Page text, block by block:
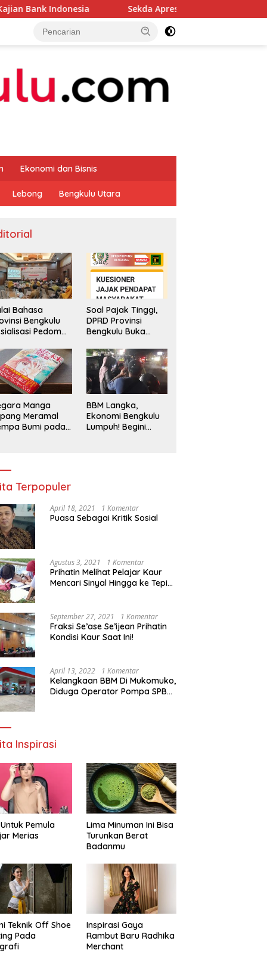
Sekda Apresiasi Inspektorat Provinsi Bengkulu
Ekonomi dan Bisnis
Lebong Bengkulu Utara
Bahasa
Bengkulu
Pedoman
Indonesia
Soal Pajak Tinggi,
DPRD Provinsi
Bengkulu Buka
Pengaduan
Masyarakat
Manga
Meramal
Bumi pada
BBM Langka,
Ekonomi Bengkulu
Lumpuh! Begini
Terpopuler
April 18, 2021 1 Komentar
Puasa Sebagai Kritik Sosial
Agustus 3, 2021 1 Komentar
Prihatin Melihat Pelajar Kaur
Mencari Sinyal Hingga ke Tepi
Segera Bertindak
September 27, 2021 1 Komentar
Fraksi Se’ase Se’ijean Prihatin
Kondisi Kaur Saat Ini!
April 13, 2022 1 Komentar
Kelangkaan BBM Di Mukomuko,
Diduga Operator Pompa SPBU
Inspirasi
Pemula
Merias
Lima Minuman Ini Bisa
Turunkan Berat
Badanmu
Teknik Off Shoe
Pada
Inspirasi Gaya
Rambut Baru Radhika
Merchant